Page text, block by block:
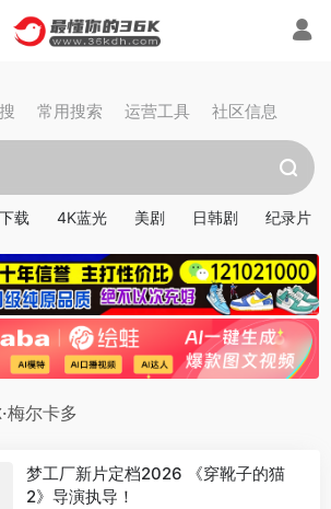
常用搜索 运营工具 社区信息
载 4K蓝光 美剧 日韩剧 纪录片
梅尔卡多
梦工厂新片定档2026 《穿靴子的猫
2》导演执导！